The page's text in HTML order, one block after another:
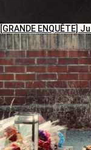
[GRANDE ENQUÊTE]